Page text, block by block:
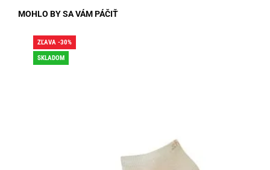
MOHLO BY SA VÁM PÁČIŤ
ZĽAVA -30%
SKLADOM